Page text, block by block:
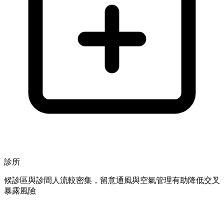
診所
候診區與診間人流較密集，留意通風與空氣管理有助降低交叉
暴露風險